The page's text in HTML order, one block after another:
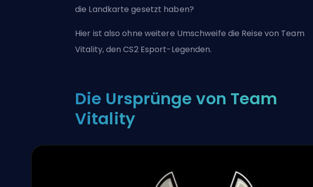
die Landkarte gesetzt haben?
Hier ist also ohne weitere Umschweife die Reise von Team
Vitality, den CS2 Esport-Legenden.
Die Ursprünge von Team
Vitality